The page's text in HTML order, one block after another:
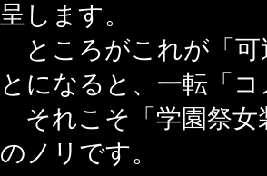
呈します。
ところがこれが「
とになると、一転「
それこそ「学園祭女
のノリです。